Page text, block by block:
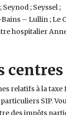
; Seyssel ;
– Lullin ; Le
hospitalier
relatifs à la
SIP.
des impôts